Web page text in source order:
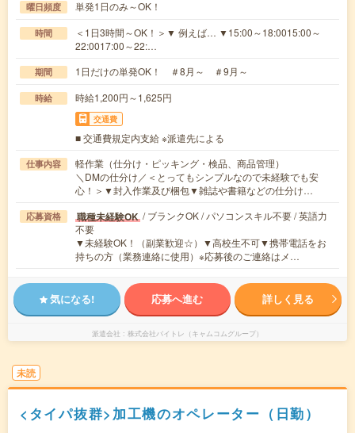
曜日頻度 単発1日のみ～OK！
時間
＜1日3時間～OK！＞▼ 例えば… ▼15:00～18:0015:00～
22:0017:00～22:…
期間 1日だけの単発OK！ ＃8月～ ＃9月～
時給 時給1,200円～1,625円
交通費
■ 交通費規定内支給 ※派遣先による
仕事内容
軽作業（仕分け・ピッキング・検品、商品管理）
＼DMの仕分け／＜とってもシンプルなので未経験でも安
心！＞▼封入作業及び梱包▼雑誌や書籍などの仕分け…
応募資格 職種未経験OK / ブランクOK / パソコンスキル不要 / 英語力
不要
▼未経験OK！（副業歓迎☆）▼高校生不可▼携帯電話をお
持ちの方（業務連絡に使用）※応募後のご連絡はメ…
気になる! 応募へ進む 詳しく見る
派遣会社 株式会社バイトレ（キャムコムグループ）
未読
<タイパ抜群>加工機のオペレーター（日勤）